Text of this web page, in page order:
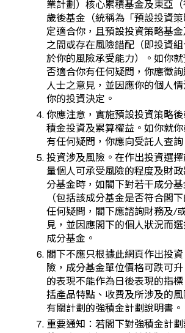
業計劃）核心累積基金及東亞
歲後基金（統稱為「預設投資
定適合你，且預設投資策略基
之間或存在風險錯配（即投資
於你的風險承受能力）。如你
否適合你有任何疑問，你應徵
人士之意見，並因應你的個人
你的投資決定。
你應注意，實施預設投資策略
積金投資及累算權益。如你就
有任何疑問，你應向受託人查詢
投資涉及風險。在作出投資選
量個人可承受風險的程度及財
分基金時，如閣下對若干成分
（包括該成分基金是否符合閣
任何疑問，閣下應諮詢財務及/
見，並因應閣下的個人狀況而
成分基金。
閣下不應只根據此網頁作出投
險，成分基金單位價格可跌可
的表現不能作為日後表現的指
括產品特點、收費及所涉及的
有關計劃的強積金計劃說明書。
重要通知：若閣下對強積金計